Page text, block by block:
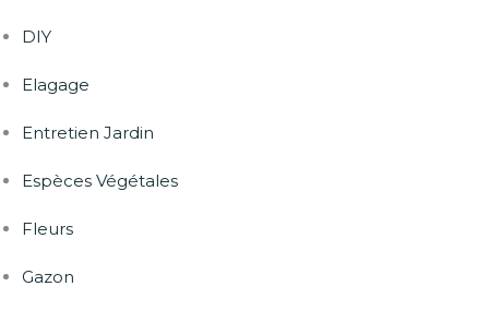
DIY
Elagage
Entretien Jardin
Espèces Végétales
Fleurs
Gazon